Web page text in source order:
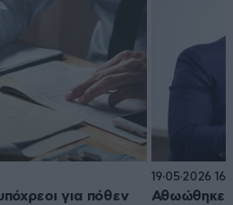
για πόθεν
19·05·2026
Αθωώθηκε